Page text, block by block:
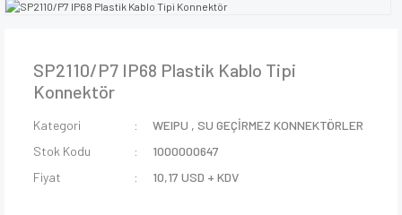
SP2110/P7 IP68 Plastik Kablo Tipi
Konnektör
Kategori WEIPU ,SU GEÇİRMEZ KONNEKTÖRLER
Stok Kodu
1000000647
Fiyat
10,17 USD + KDV